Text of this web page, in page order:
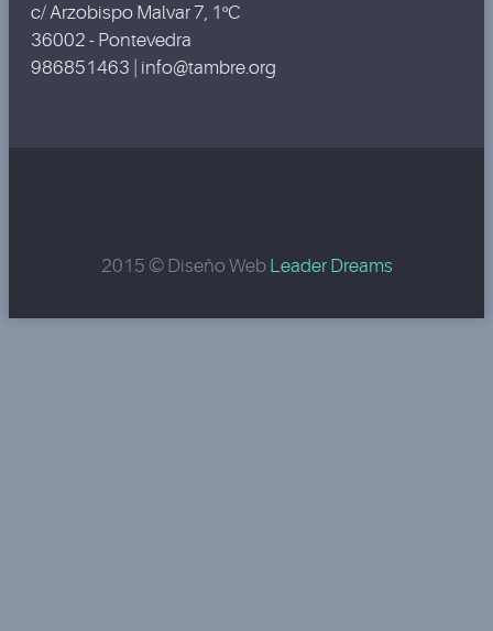
c/ Arzobispo Malvar 7, 1ºC
36002 - Pontevedra
986851463 | info@tambre.org
2015 © Diseño Web Leader Dreams